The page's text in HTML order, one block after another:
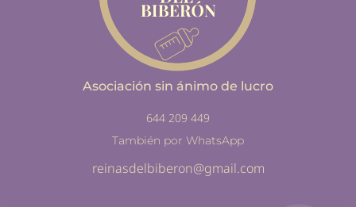
Asociación sin ánimo de lucro
644 209 449
También por WhatsApp
reinasdelbiberon@gmail.com